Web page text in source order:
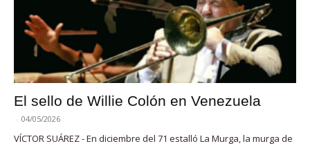
El sello de Willie Colón en Venezuela
- 04/05/2026
VÍCTOR SUÁREZ - En diciembre del 71 estalló La Murga, la murga de